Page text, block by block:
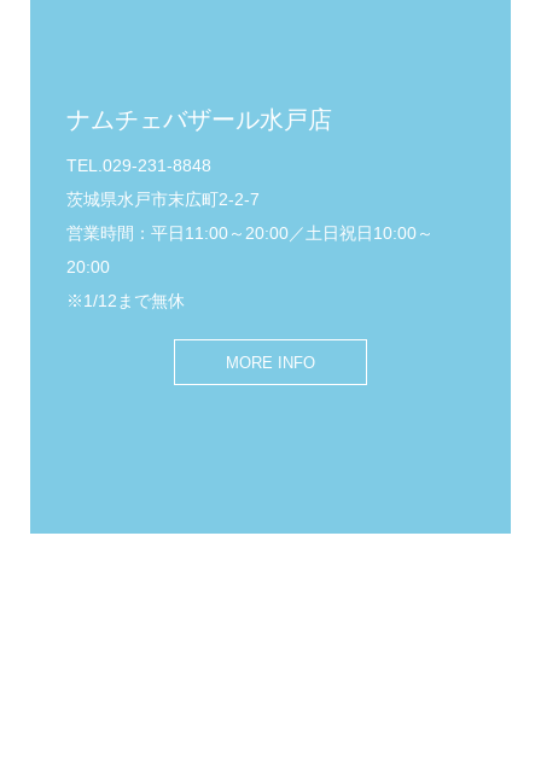
ナムチェバザール水戸店
TEL.029-231-8848
茨城県水戸市末広町2-2-7
営業時間：平日11:00～20:00／土日祝日10:00～
20:00
※1/12まで無休
MORE INFO